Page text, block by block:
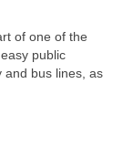
of one of the
public
and bus lines, as